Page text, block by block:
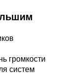
громкости
систем